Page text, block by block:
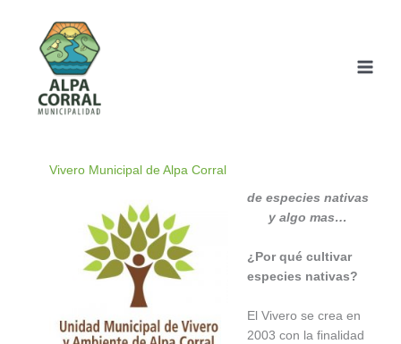
contenido
Vivero Municipal de Alpa Corral
de especies nativas
y algo mas…
¿Por qué cultivar
especies nativas?
El Vivero se crea en
2003 con la finalidad